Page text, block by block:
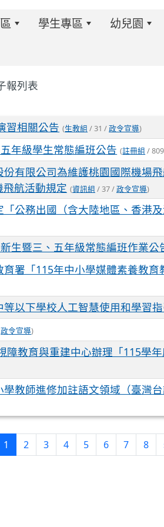
學生專區 幼兒園
報列表
習相關公告 (生教組 / 31 /政令宣導)
年級學生常態編班公告 (註冊組 /
有限公司為維護桃園國際機場
航活動規定 (資訊組 / 37 /政令宣導)
公務出國（含大陸地區、香港
生暨三、五年級常態編班作業公
署「115年中小學媒體素養教
以下學校人工智慧使用和學習指
政令宣導)
障教育與重建中心辦理「115學
教師進修加註語文領域（臺灣
1 (current)
2 3 4 5 6 7 8
modules/tadnews/